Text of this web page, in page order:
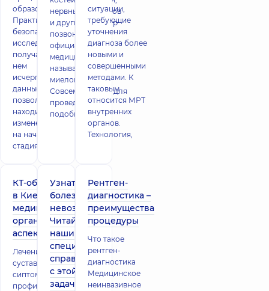
образований.
Практическая
безопасность
исследования и
получаемые при
нем
исчерпывающие
данные
позволяют
находить
изменения даже
на начальных
стадия
нервных корешков
и других структур
позвоночника в
официальной
медицине
называется
миелографией.
Совсем недавно для
проведения
подобного иссл
ситуации,
требующие
уточнения
диагноза более
новыми и
совершенными
методами. К
таковым
относится МРТ
внутренних
органов.
Технология,
КТ-обследование
в Киеве,
медицинские и
организационные
аспекты
Лечение остеопороза
суставов,
сиптоматика,
профилактика
Узнать о
болезни все
невозможно?
Читайте, как
наши
специалисты
справляются
с этой
задачей
Рентген-
диагностика –
преимущества
процедуры
Что такое
рентген-
диагностика
Медицинское
неинвазивное